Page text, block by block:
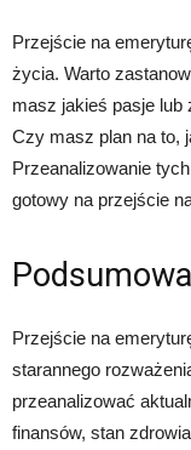
Przejście na
życia. Warto
masz jakieś pasje lub
Czy masz plan na to,
Przeanalizowanie
gotowy na przejście
Przejście na
starannego
przeanalizować
finansów, stan